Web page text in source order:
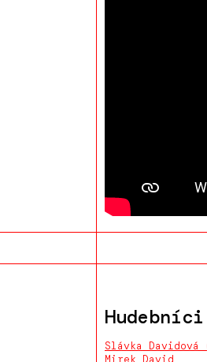
Hudebníci
Slávka
Mirek David